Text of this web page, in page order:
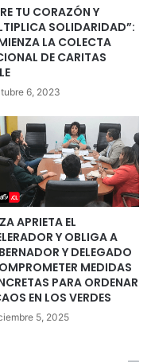
TU CORAZÓN Y
SOLIDARIDAD”:
LA COLECTA
DE CARITAS
6, 2023
APRIETA EL
Y OBLIGA A
Y DELEGADO
MEDIDAS
PARA ORDENAR
EN LOS VERDES
5, 2025